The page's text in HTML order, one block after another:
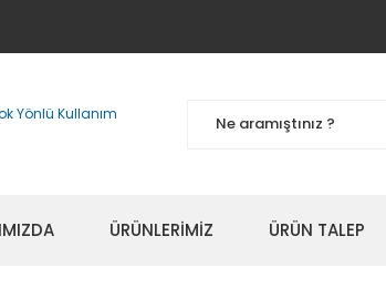
ÜRÜNLERİMİZ ÜRÜN TALEP